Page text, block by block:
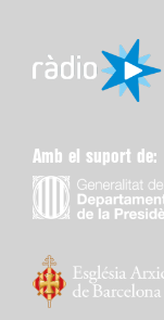
Amb el suport de: